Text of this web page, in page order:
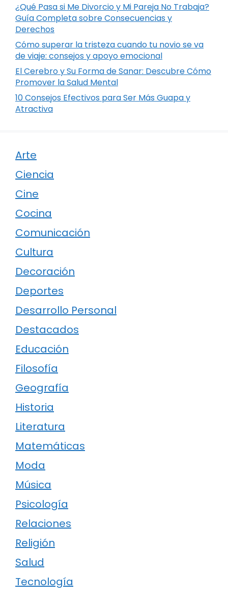
¿Qué Pasa si Me Divorcio y Mi Pareja No Trabaja?
Guía Completa sobre Consecuencias y
Derechos
Cómo superar la tristeza cuando tu novio se va
de viaje: consejos y apoyo emocional
El Cerebro y Su Forma de Sanar: Descubre Cómo
Promover la Salud Mental
10 Consejos Efectivos para Ser Más Guapa y
Atractiva
Arte
Ciencia
Cine
Cocina
Comunicación
Cultura
Decoración
Deportes
Desarrollo Personal
Destacados
Educación
Filosofía
Geografía
Historia
Literatura
Matemáticas
Moda
Música
Psicología
Relaciones
Religión
Salud
Tecnología